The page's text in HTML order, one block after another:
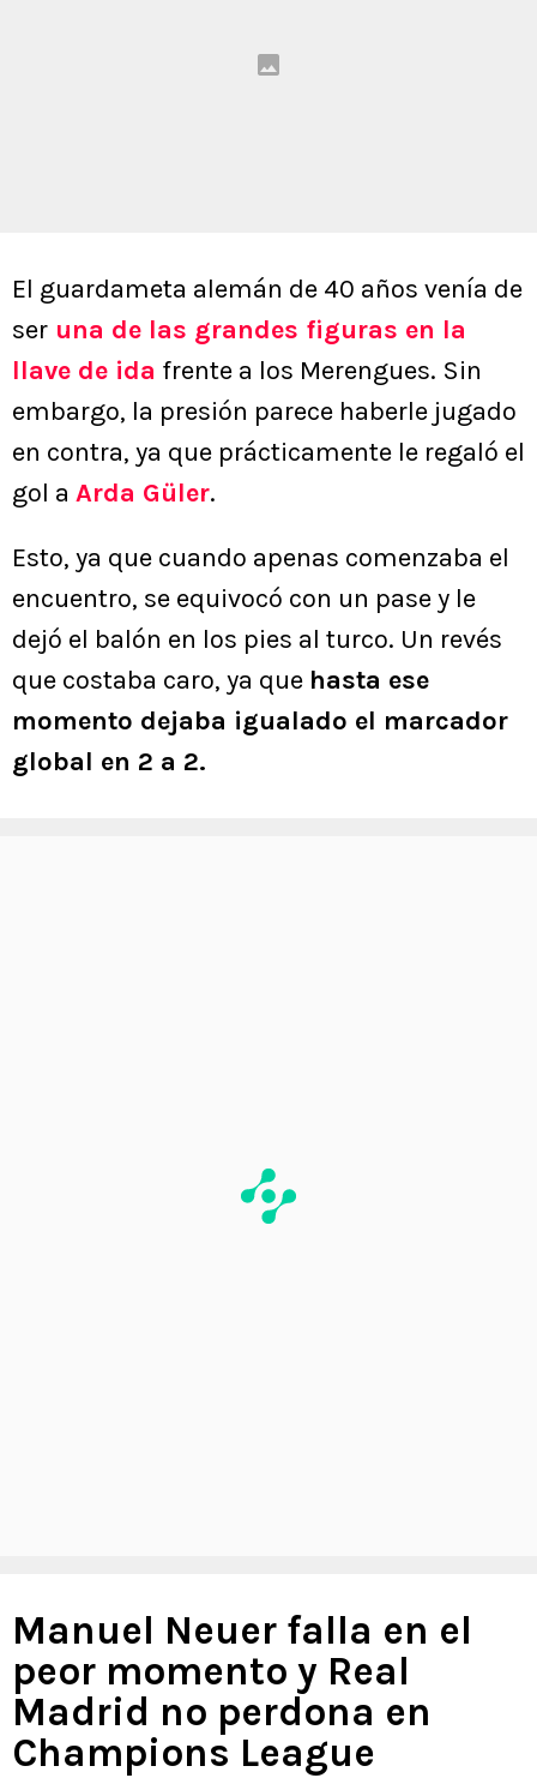
El guardameta alemán de 40 años venía de
ser una de las grandes figuras en la
llave de ida frente a los Merengues. Sin
embargo, la presión parece haberle jugado
en contra, ya que prácticamente le regaló el
gol a Arda Güler.
Esto, ya que cuando apenas comenzaba el
encuentro, se equivocó con un pase y le
dejó el balón en los pies al turco. Un revés
que costaba caro, ya que hasta ese
momento dejaba igualado el marcador
global en 2 a 2.
Manuel Neuer falla en el
peor momento y Real
Madrid no perdona en
Champions League